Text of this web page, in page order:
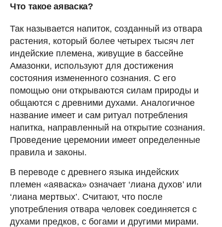
Что такое аяваска?
Так называется напиток, созданный из отвара
растения, который более четырех тысяч лет
индейские племена, живущие в бассейне
Амазонки, используют для достижения
состояния измененного сознания. С его
помощью они открываются силам природы и
общаются с древними духами. Аналогичное
название имеет и сам ритуал потребления
напитка, направленный на открытие сознания.
Проведение церемонии имеет определенные
правила и законы.
В переводе с древнего языка индейских
племен «аяваска» означает ‘лиана духов’ или
‘лиана мертвых’. Считают, что после
употребления отвара человек соединяется с
духами предков, с богами и другими мирами.